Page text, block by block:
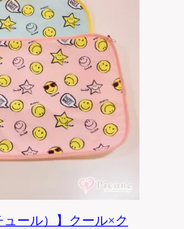
ュール）】クール×ク